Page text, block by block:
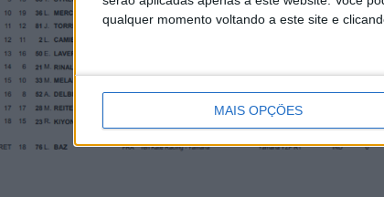
qualquer momento voltando a este site e
MAIS OPÇÕES